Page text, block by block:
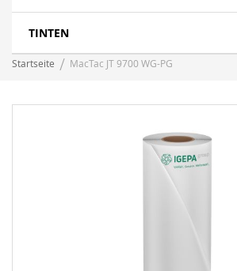
TINTEN
Startseite MacTac JT 9700 WG-PG